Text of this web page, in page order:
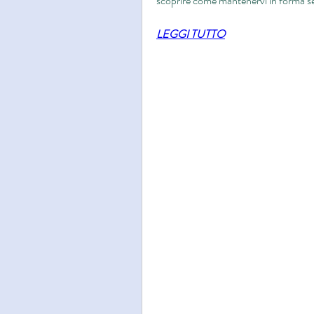
LEGGI TUTTO